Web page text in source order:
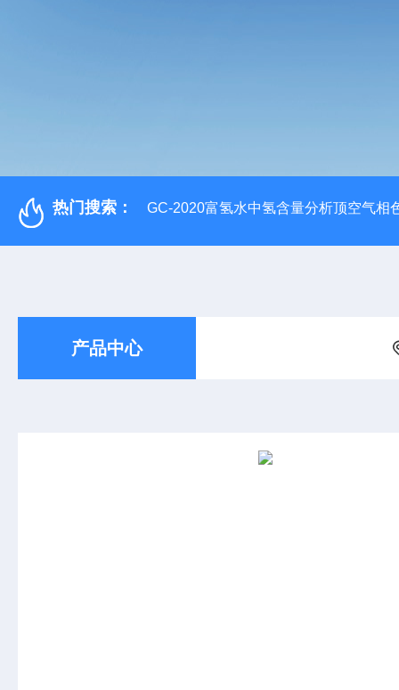
热门搜索： GC-2020富氢水中氢含量分析顶空气相
产品中心